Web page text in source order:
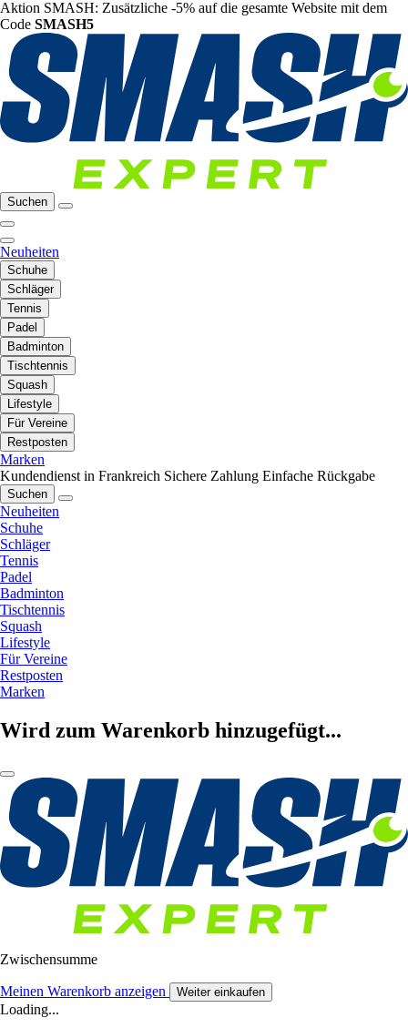
Aktion SMASH: Zusätzliche -5% auf die gesamte Website mit dem
Code SMASH5
Suchen
Neuheiten
Schuhe
Schläger
Tennis
Padel
Badminton
Tischtennis
Squash
Lifestyle
Für Vereine
Restposten
Marken
Kundendienst in Frankreich Sichere Zahlung Einfache Rückgabe
Suchen
Neuheiten
Schuhe
Schläger
Tennis
Padel
Badminton
Tischtennis
Squash
Lifestyle
Für Vereine
Restposten
Marken
Wird zum Warenkorb hinzugefügt...
Zwischensumme
Meinen Warenkorb anzeigen Weiter einkaufen
Loading...